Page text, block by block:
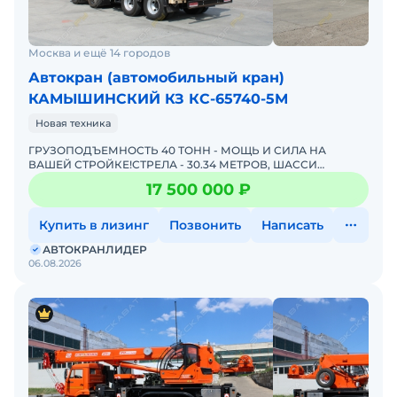
Москва и ещё 14 городов
Автокран (автомобильный кран)
КАМЫШИНСКИЙ КЗ КС-65740-5М
Новая техника
ГРУЗОПОДЪЕМНОСТЬ 40 ТОНН - МОЩЬ И СИЛА НА
ВАШЕЙ СТРОЙКЕ!СТРЕЛА - 30.34 МЕТРОВ, ШАССИ
КАМАЗ-6540 (8Х4)КАМАЗ КС-65740-5М "КАМЫШИН" –
лучший кpaн для Вaшего17 500 000 ₽
Купить в лизинг Позвонить Написать
06.08.2026
АВТОКРАНЛИДЕР